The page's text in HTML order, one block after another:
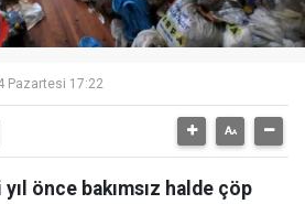
Pazartesi 17:22
önce bakımsız halde çöp